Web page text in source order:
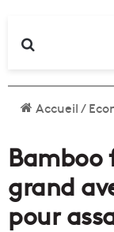
Accueil/
Bamboo
grand
pour